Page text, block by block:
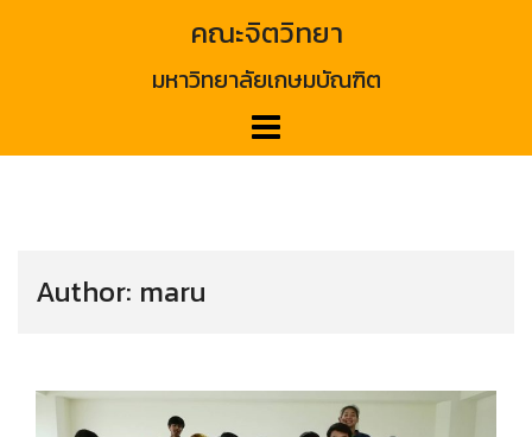
คณะจิตวิทยา
มหาวิทยาลัยเกษมบัณฑิต
Author: maru